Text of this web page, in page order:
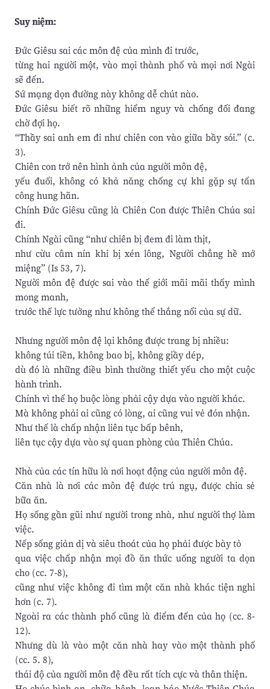
Suy niệm:
Đức Giêsu sai các môn đệ của mình đi trước,
từng hai người một, vào mọi thành phố và mọi nơi Ngài
sẽ đến.
Sứ mạng dọn đường này không dễ chút nào.
Đức Giêsu biết rõ những hiểm nguy và chống đối đang
chờ đợi họ.
“Thầy sai anh em đi như chiên con vào giữa bầy sói.” (c.
3).
Chiên con trở nên hình ảnh của người môn đệ,
yếu đuối, không có khả năng chống cự khi gặp sự tấn
công hung hãn.
Chính Đức Giêsu cũng là Chiên Con được Thiên Chúa sai
đi.
Chính Ngài cũng “như chiên bị đem đi làm thịt,
như cừu câm nín khi bị xén lông, Người chẳng hề mở
miệng” (Is 53, 7).
Người môn đệ được sai vào thế giới mãi mãi thấy mình
mong manh,
trước thế lực tưởng như không thể thắng nổi của sự dữ.
Nhưng người môn đệ lại không được trang bị nhiều:
không túi tiền, không bao bị, không giầy dép,
dù đó là những điều bình thường thiết yếu cho một cuộc
hành trình.
Chính vì thế họ buộc lòng phải cậy dựa vào người khác.
Mà không phải ai cũng có lòng, ai cũng vui vẻ đón nhận.
Như thế là chấp nhận liên tục bấp bênh,
liên tục cậy dựa vào sự quan phòng của Thiên Chúa.
Nhà của các tín hữu là nơi hoạt động của người môn đệ.
Căn nhà là nơi các môn đệ được trú ngụ, được chia sẻ
bữa ăn.
Họ sống gần gũi như người trong nhà, như người thợ làm
việc.
Nếp sống giản dị và siêu thoát của họ phải được bày tỏ
qua việc chấp nhận mọi đồ ăn thức uống người ta dọn
cho (cc. 7-8),
cũng như việc không đi tìm một căn nhà khác tiện nghi
hơn (c. 7).
Ngoài ra các thành phố cũng là điểm đến của họ (cc. 8-
12).
Nhưng dù là vào một căn nhà hay vào một thành phố
(cc. 5. 8),
thái độ của người môn đệ đều rất tích cực và thân thiện.